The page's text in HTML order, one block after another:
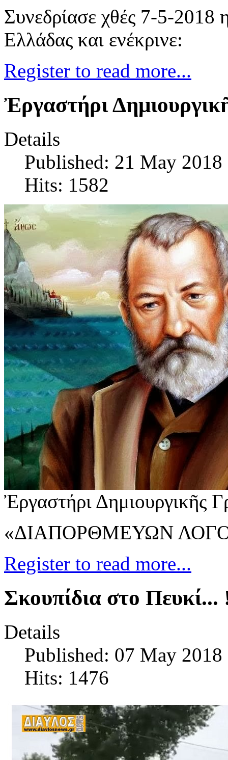
Συνεδρίασε χθές 7-5-2018
Ελλάδας και ενέκρινε:
Register to read more...
Ἐργαστήρι
Details
Published: 21 May 2018
Hits: 1582
Ἐργαστήρι Δημιουργικῆς
«ΔΙΑΠΟΡΘΜΕΥΩΝ
Register to read more...
Σκουπίδια στο Πευκί...
Details
Published: 07 May 2018
Hits: 1476